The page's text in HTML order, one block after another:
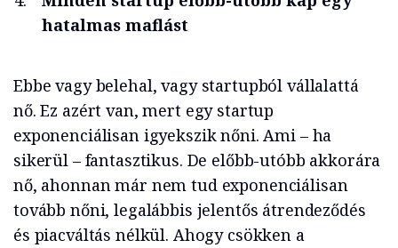
hatalmas maflást
Ebbe vagy belehal, vagy startupból vállalattá
nő. Ez azért van, mert egy startup
exponenciálisan igyekszik nőni. Ami – ha
sikerül – fantasztikus. De előbb-utóbb akkorára
nő, ahonnan már nem tud exponenciálisan
tovább nőni, legalábbis jelentős átrendeződés
és piacváltás nélkül. Ahogy csökken a